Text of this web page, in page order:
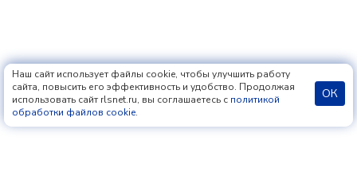
Наш сайт использует файлы cookie, чтобы улучшить работу
сайта, повысить его эффективность и удобство. Продолжая
использовать сайт rlsnet.ru, вы соглашаетесь с политикой
обработки файлов cookie.
ОК